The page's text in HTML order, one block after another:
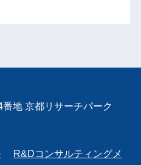
地 京都リサーチパーク
R&Dコンサルティングメ